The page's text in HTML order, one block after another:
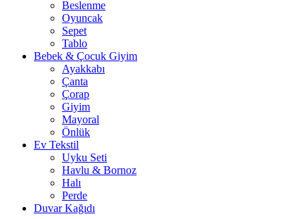
Beslenme
Oyuncak
Sepet
Tablo
Bebek & Çocuk Giyim
Ayakkabı
Çanta
Çorap
Giyim
Mayoral
Önlük
Ev Tekstil
Uyku Seti
Havlu & Bornoz
Halı
Perde
Duvar Kağıdı